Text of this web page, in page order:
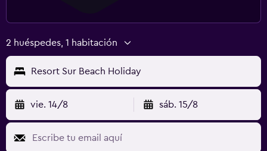
2 huéspedes, 1 habitación
Resort Sur Beach Holiday
vie. 14/8 sáb. 15/8